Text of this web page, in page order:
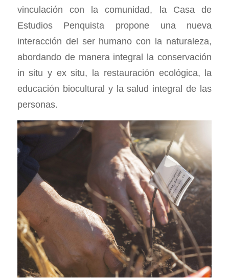
vinculación con la comunidad, la Casa de
Estudios Penquista propone una nueva
interacción del ser humano con la naturaleza,
abordando de manera integral la conservación
in situ y ex situ, la restauración ecológica, la
educación biocultural y la salud integral de las
personas.